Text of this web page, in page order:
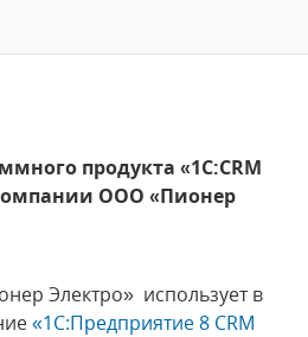
продукта «1С:CRM
ООО «Пионер
Электро» использует в
«1С:Предприятие 8 CRM